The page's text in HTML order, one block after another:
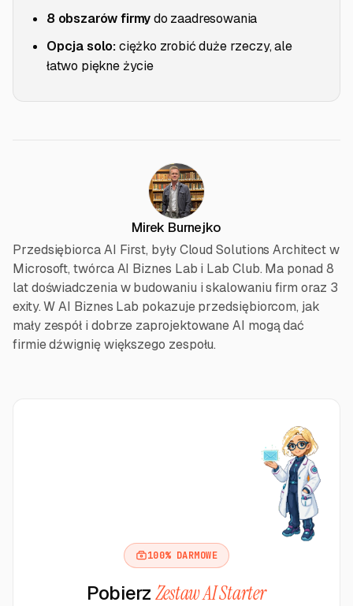
8 obszarów firmydo zaadresowania
Opcja solo:ciężko zrobić duże rzeczy, ale
łatwo piękne życie
Mirek Burnejko
Przedsiębiorca AI First, były Cloud Solutions Architect w
Microsoft, twórca AI Biznes Lab i Lab Club. Ma ponad 8
lat doświadczenia w budowaniu i skalowaniu firm oraz 3
exity. W AI Biznes Lab pokazuje przedsiębiorcom, jak
mały zespół i dobrze zaprojektowane AI mogą dać
firmie dźwignię większego zespołu.
100% DARMOWE
PobierzZestaw AI Starter